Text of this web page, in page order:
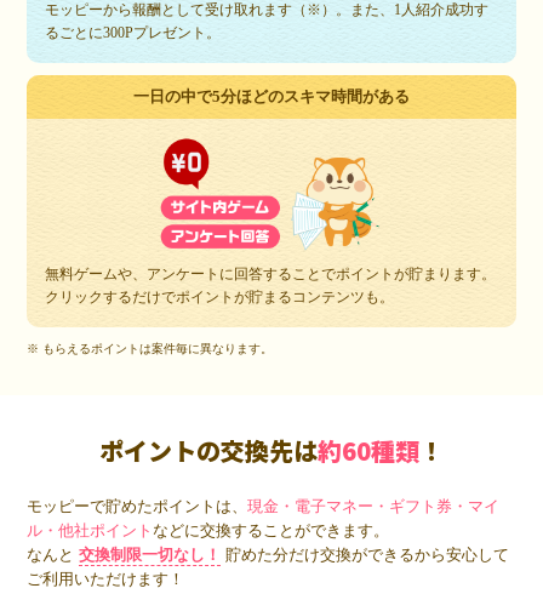
モッピーから報酬として受け取れます（※）。また、1人紹介成功す
るごとに300Pプレゼント。
一日の中で5分ほどのスキマ時間がある
無料ゲームや、アンケートに回答することでポイントが貯まります。
クリックするだけでポイントが貯まるコンテンツも。
※ もらえるポイントは案件毎に異なります。
ポイントの交換先は約60種類 ！
モッピーで貯めたポイントは、現金・電子マネー・ギフト券・マイ
ル・他社ポイントなどに交換することができます。
なんと 交換制限一切なし！
貯めた分だけ交換ができるから安心して
ご利用いただけます！